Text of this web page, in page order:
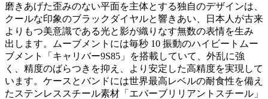
磨きあげた歪みのない平面を主体とする独自のデザインは、
クールな印象のブラックダイヤルと響きあい、日本人が古来
よりもつ美意識である光と影が織りなす無数の表情を生み
出します。ムーブメントには毎秒 10 振動のハイビートムー
ブメント「キャリバー9S85」を搭載していて、外乱に強
く、精度のばらつきを抑え、より安定した高精度を実現して
います。ケースとバンドには世界最高レベルの耐食性を備え
たステンレススチール素材「エバーブリリアントスチール」